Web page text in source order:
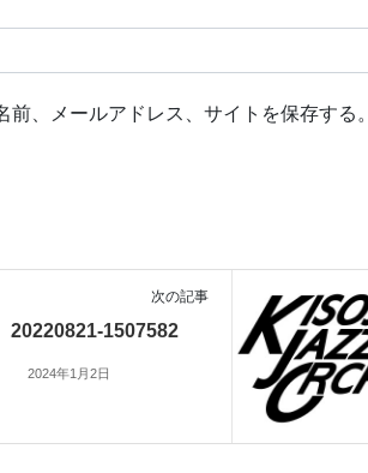
、メールアドレス、サイトを保存する。
次の記事
20220821-1507582
2024年1月2日